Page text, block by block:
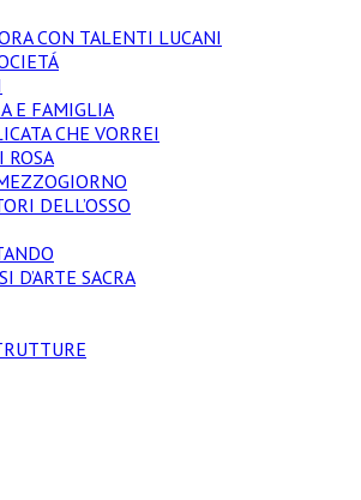
CON TALENTI LUCANI
E FAMIGLIA
CHE VORREI
ROSA
DELL’OSSO
D’ARTE SACRA